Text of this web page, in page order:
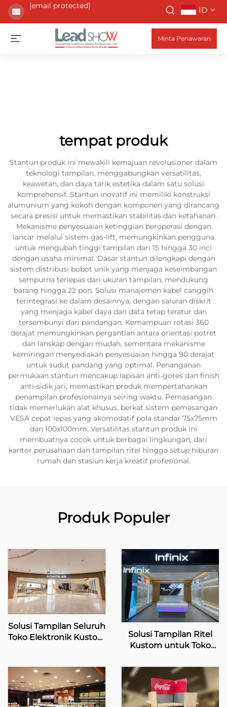
[email protected] ID
Minta Penawaran
tempat produk
Stantun produk ini mewakili kemajuan revolusioner dalam
teknologi tampilan, menggabungkan versatilitas,
keawetan, dan daya tarik estetika dalam satu solusi
komprehensif. Stantun inovatif ini memiliki konstruksi
alumunium yang kokoh dengan komponen yang dirancang
secara presisi untuk memastikan stabilitas dan ketahanan.
Mekanisme penyesuaian ketinggian beroperasi dengan
lancar melalui sistem gas-lift, memungkinkan pengguna
untuk mengubah tinggi tampilan dari 15 hingga 30 inci
dengan usaha minimal. Dasar stantun dilengkapi dengan
sistem distribusi bobot unik yang menjaga keseimbangan
sempurna terlepas dari ukuran tampilan, mendukung
barang hingga 22 pon. Solusi manajemen kabel canggih
terintegrasi ke dalam desainnya, dengan saluran diskrit
yang menjaga kabel daya dan data tetap teratur dan
tersembunyi dari pandangan. Kemampuan rotasi 360
derajat memungkinkan pergantian antara orientasi potret
dan lanskap dengan mudah, sementara mekanisme
kemiringan menyediakan penyesuaian hingga 90 derajat
untuk sudut pandang yang optimal. Penanganan
permukaan stantun mencakup lapisan anti-gores dan finish
anti-sidik jari, memastikan produk mempertahankan
penampilan profesionalnya seiring waktu. Pemasangan
tidak memerlukan alat khusus, berkat sistem pemasangan
VESA cepat lepas yang akomodatif pola standar 75x75mm
dan 100x100mm. Versatilitas stantun produk ini
membuatnya cocok untuk berbagai lingkungan, dari
kantor perusahaan dan tampilan ritel hingga setup hiburan
rumah dan stasiun kerja kreatif profesional.
Produk Populer
Solusi Tampilan Seluruh
Toko Elektronik Kustom
Solusi Tampilan Ritel
Kustom untuk Toko